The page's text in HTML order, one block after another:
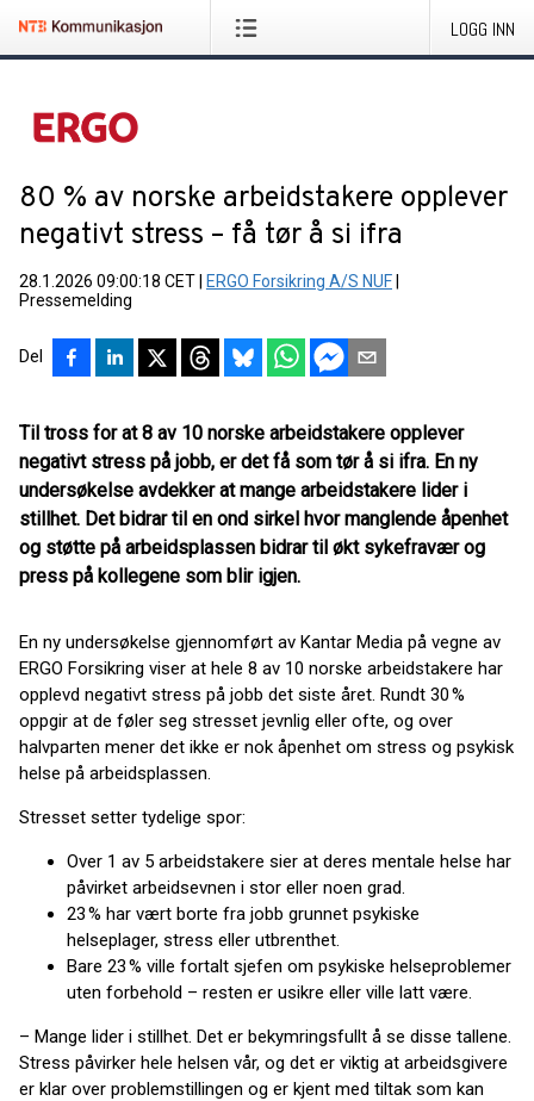
LOGG INN
80 % av norske arbeidstakere opplever
negativt stress – få tør å si ifra
28.1.2026 09:00:18 CET ERGO Forsikring A/S NUF
Pressemelding
Del
Til tross for at 8 av 10 norske arbeidstakere opplever
negativt stress på jobb, er det få som tør å si ifra. En ny
undersøkelse avdekker at mange arbeidstakere lider i
stillhet. Det bidrar til en ond sirkel hvor manglende åpenhet
og støtte på arbeidsplassen bidrar til økt sykefravær og
press på kollegene som blir igjen.
En ny undersøkelse gjennomført av Kantar Media på vegne av
ERGO Forsikring viser at hele 8 av 10 norske arbeidstakere har
opplevd negativt stress på jobb det siste året. Rundt 30 %
oppgir at de føler seg stresset jevnlig eller ofte, og over
halvparten mener det ikke er nok åpenhet om stress og psykisk
helse på arbeidsplassen.
Stresset setter tydelige spor:
Over 1 av 5 arbeidstakere sier at deres mentale helse har
påvirket arbeidsevnen i stor eller noen grad.
23 % har vært borte fra jobb grunnet psykiske
helseplager, stress eller utbrenthet.
Bare 23 % ville fortalt sjefen om psykiske helseproblemer
uten forbehold – resten er usikre eller ville latt være.
– Mange lider i stillhet. Det er bekymringsfullt å se disse tallene.
Stress påvirker hele helsen vår, og det er viktig at arbeidsgivere
er klar over problemstillingen og er kjent med tiltak som kan